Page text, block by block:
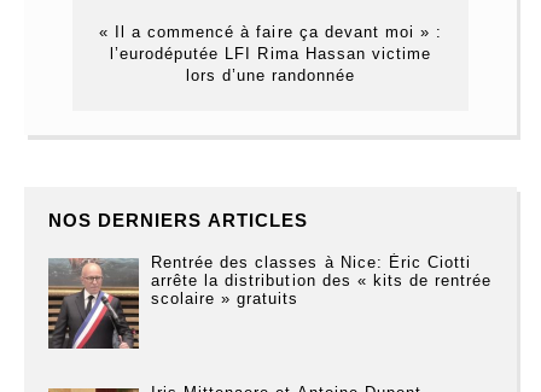
« Il a commencé à faire ça devant moi » :
l’eurodéputée LFI Rima Hassan victime
lors d’une randonnée
NOS DERNIERS ARTICLES
Rentrée des classes à Nice: Éric Ciotti
arrête la distribution des « kits de rentrée
scolaire » gratuits